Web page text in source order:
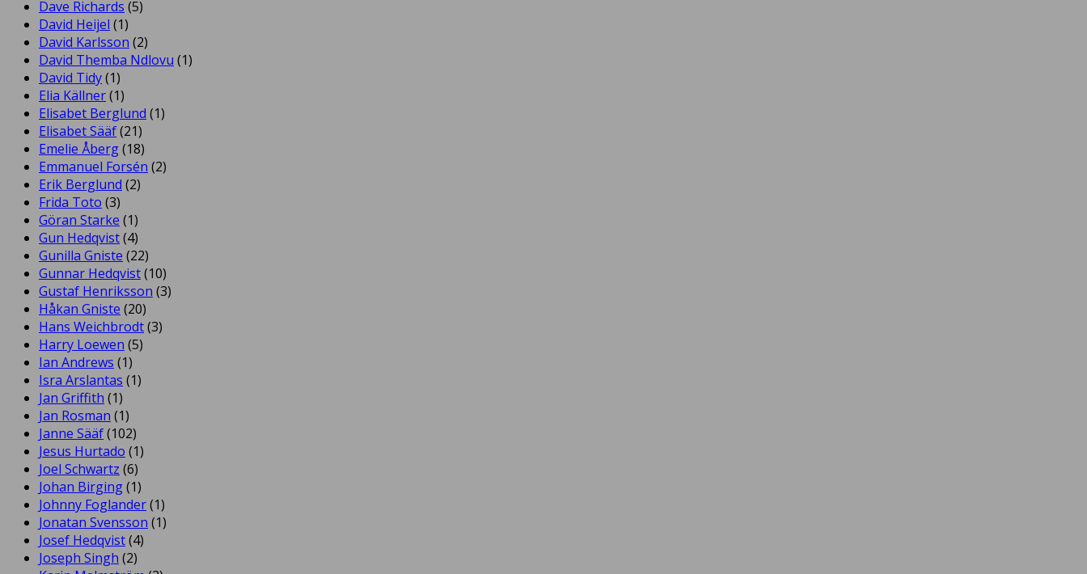
Dave Richards (5)
David Heijel (1)
David Karlsson (2)
David Themba Ndlovu (1)
David Tidy(1)
Elia Källner(1)
Elisabet Berglund (1)
Elisabet Sääf(21)
Emelie Åberg(18)
Emmanuel Forsén (2)
Erik Berglund (2)
Frida Toto (3)
Göran Starke (1)
Gun Hedqvist(4)
Gunilla Gniste (22)
Gunnar Hedqvist(10)
Gustaf Henriksson (3)
Håkan Gniste (20)
Hans Weichbrodt(3)
Harry Loewen (5)
Ian Andrews (1)
Isra Arslantas (1)
Jan Griffith (1)
Jan Rosman (1)
Janne Sääf(102)
Jesus Hurtado (1)
Joel Schwartz (6)
Johan Birging(1)
Johnny Foglander(1)
Jonatan Svensson (1)
Josef Hedqvist(4)
Joseph Singh (2)